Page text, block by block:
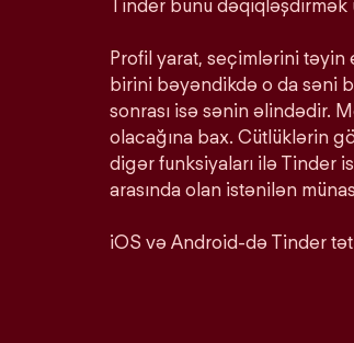
Tinder bunu dəqiqləşdirmək
Profil yarat, seçimlərini təyin
birini bəyəndikdə o da səni
sonrası isə sənin əlindədir.
olacağına bax. Cütlüklərin
digər funksiyaları ilə Tinder
arasında olan istənilən
iOS və Android-də Tinder